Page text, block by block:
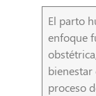
El parto
enfoque
proceso